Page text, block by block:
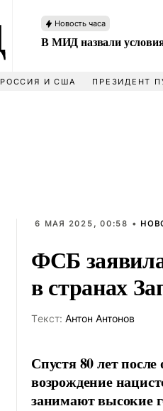
Новость часа
В МИД назвали
РОССИЯ И США ПРЕЗИДЕНТ
6 МАЯ 2025, 00:58 •
ФСБ
в странах
Tекст: Антон Антонов
Спустя 80 лет
возрождение
занимают высокие